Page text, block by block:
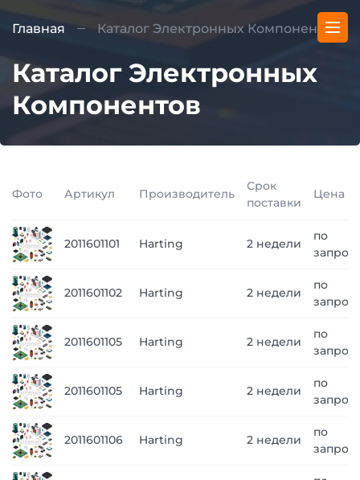
Главная Каталог Электронных Компонентов
Каталог Электронных
Компонентов
Фото Артикул Производитель
Срок
поставки
Цена
2011601101 Harting 2 недели
по
2011601102 Harting 2 недели
по
2011601105 Harting 2 недели
по
2011601105 Harting 2 недели
по
2011601106 Harting 2 недели
по